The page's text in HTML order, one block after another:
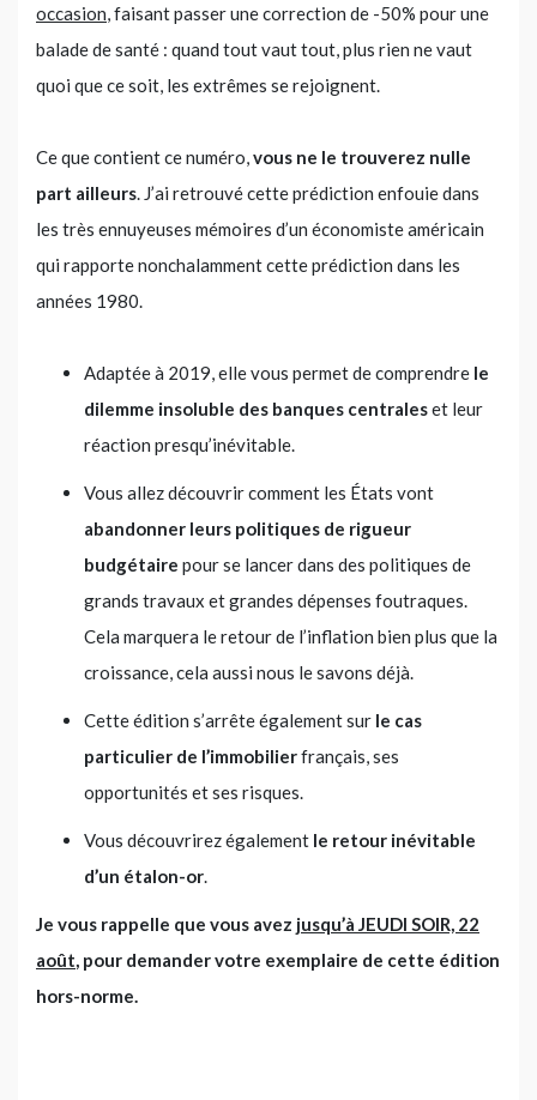
occasion , faisant passer une correction de -50% pour une
balade de santé : quand tout vaut tout, plus rien ne vaut
quoi que ce soit, les extrêmes se rejoignent.
Ce que contient ce numéro, vous ne le trouverez nulle
part ailleurs . J’ai retrouvé cette prédiction enfouie dans
les très ennuyeuses mémoires d’un économiste américain
qui rapporte nonchalamment cette prédiction dans les
années 1980.
Adaptée à 2019, elle vous permet de comprendre le
dilemme insoluble des banques centraleset leur
réaction presqu’inévitable.
Vous allez découvrir comment les États vont
abandonner leurs politiques de rigueur
budgétaire pour se lancer dans des politiques de
grands travaux et grandes dépenses foutraques.
Cela marquera le retour de l’inflation bien plus que la
croissance, cela aussi nous le savons déjà.
Cette édition s’arrête également sur le cas
particulier de l’immobilierfrançais, ses
opportunités et ses risques.
Vous découvrirez également le retour inévitable
d’un étalon-or
Je vous rappelle que vous avez jusqu’à JEUDI SOIR, 22
août , pour demander votre exemplaire de cette édition
hors-norme.